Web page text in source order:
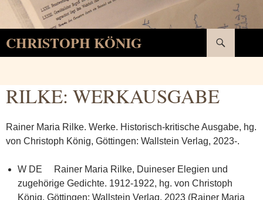
CHRISTOPH KÖNIG
RILKE: WERKAUSGABE
Rainer Maria Rilke. Werke. Historisch-kritische Ausgabe, hg.
von Christoph König, Göttingen: Wallstein Verlag, 2023-.
W DE Rainer Maria Rilke, Duineser Elegien und
zugehörige Gedichte. 1912-1922, hg. von Christoph
König, Göttingen: Wallstein Verlag, 2023 (Rainer Maria